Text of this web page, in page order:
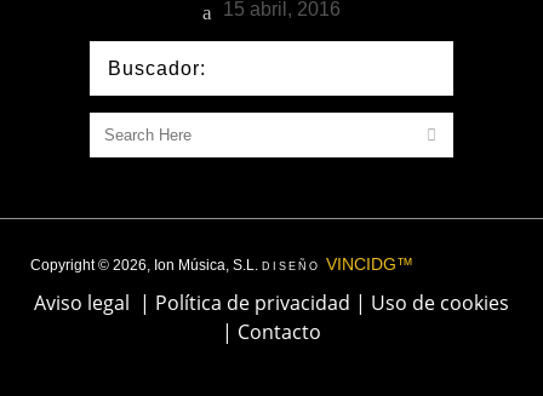
15 abril, 2016
Buscador:
Copyright © 2026, Ion Música, S.L. DISEÑO VINCIDG™
Aviso legal | Política de privacidad | Uso de cookies
| Contacto